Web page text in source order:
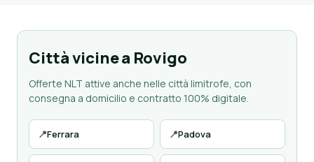
Città vicine a Rovigo
Offerte NLT attive anche nelle città limitrofe, con
consegna a domicilio e contratto 100% digitale.
📍Ferrara 📍Padova